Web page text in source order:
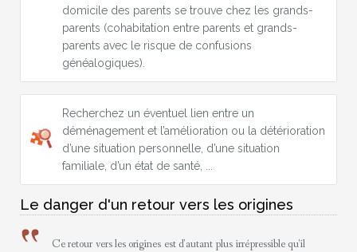
domicile des parents se trouve chez les grands-
parents (cohabitation entre parents et grands-
parents avec le risque de confusions
généalogiques).
Recherchez un éventuel lien entre un
déménagement et l’amélioration ou la détérioration
d’une situation personnelle, d’une situation
familiale, d’un état de santé, ...
Le danger d'un retour vers les origines
Ce retour vers les origines est d'autant plus irrépressible qu'il